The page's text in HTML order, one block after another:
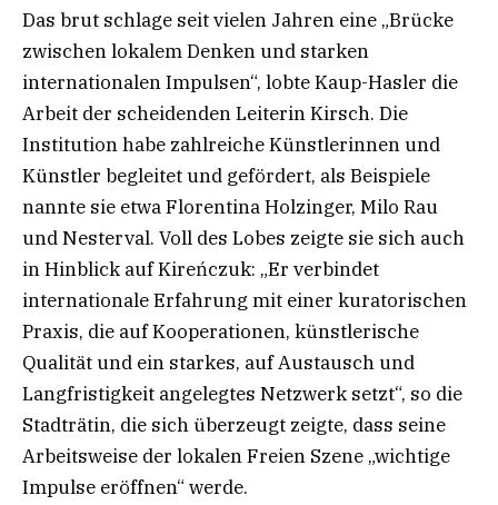
Das brut schlage seit vielen Jahren eine „Brücke
zwischen lokalem Denken und starken
internationalen Impulsen“, lobte Kaup-Hasler die
Arbeit der scheidenden Leiterin Kirsch. Die
Institution habe zahlreiche Künstlerinnen und
Künstler begleitet und gefördert, als Beispiele
nannte sie etwa Florentina Holzinger, Milo Rau
und Nesterval. Voll des Lobes zeigte sie sich auch
in Hinblick auf Kireńczuk: „Er verbindet
internationale Erfahrung mit einer kuratorischen
Praxis, die auf Kooperationen, künstlerische
Qualität und ein starkes, auf Austausch und
Langfristigkeit angelegtes Netzwerk setzt“, so die
Stadträtin, die sich überzeugt zeigte, dass seine
Arbeitsweise der lokalen Freien Szene „wichtige
Impulse eröffnen“ werde.